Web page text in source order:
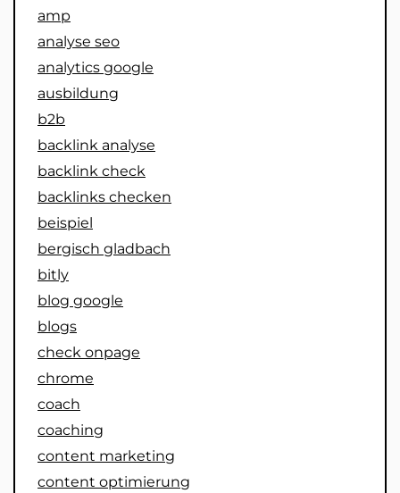
amp
analyse seo
analytics google
ausbildung
b2b
backlink analyse
backlink check
backlinks checken
beispiel
bergisch gladbach
bitly
blog google
blogs
check onpage
chrome
coach
coaching
content marketing
content optimierung